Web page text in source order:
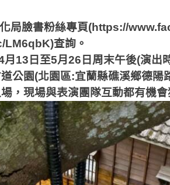
局臉書粉絲專頁(https://
LM6qbK)查詢。
月 13 日至5月 26 日周末午後(演出
公園(北園區:宜蘭縣礁溪鄉德陽
，現場與表演團隊互動都有機會